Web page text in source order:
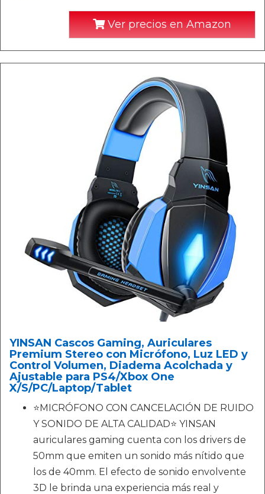
Ver precios en Amazon
YINSAN Cascos Gaming, Auriculares
Premium Stereo con Micrófono, Luz LED y
Control Volumen, Diadema Acolchada y
Ajustable para PS4/Xbox One
X/S/PC/Laptop/Tablet
⭐MICRÓFONO CON CANCELACIÓN DE RUIDO
Y SONIDO DE ALTA CALIDAD⭐ YINSAN
auriculares gaming cuenta con los drivers de
50mm que emiten un sonido más nítido que
los de 40mm. El efecto de sonido envolvente
3D le brinda una experiencia más real y